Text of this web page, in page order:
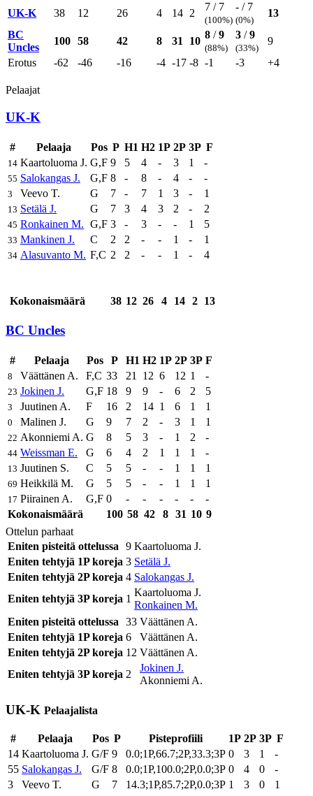
UK-K
38 12 26 4 14 2
7 / 7
(100%)
- / 7
(0%)
13
BC
Uncles
100 58 42 8 31 10
8 /9
(88%)
3 /9
(33%)
9
Erotus
-62 -46 -16 -4 -17 -8 -1 -3 +4
Pelaajat
UK-K
# Pelaaja Pos P H1 H2 1P 2P 3P F
14 Kaartoluoma J. G,F 9 5 4 - 3 1 -
55 Salokangas J. G,F 8 - 8 - 4 - -
3 Veevo T. G 7 - 7 1 3 - 1
13 Setälä J. G 7 3 4 3 2 - 2
45 Ronkainen M. G,F 3 - 3 - - 1 5
33 Mankinen J. C 2 2 - - 1 - 1
34 Alasuvanto M. F,C 2 2 - - 1 - 4
Kokonaismäärä 38 12 26 4 14 2 13
BC Uncles
# Pelaaja Pos P H1 H2 1P 2P 3P F
8 Väättänen A. F,C 33 21 12 6 12 1 -
23 Jokinen J. G,F 18 9 9 - 6 2 5
3 Juutinen A. F 16 2 14 1 6 1 1
0 Malinen J. G 9 7 2 - 3 1 1
22 Akonniemi A. G 8 5 3 - 1 2 -
44 Weissman E. G 6 4 2 1 1 1 -
13 Juutinen S. C 5 5 - - 1 1 1
69 Heikkilä M. G 5 5 - - 1 1 1
17 Piirainen A. G,F 0 - - - - -
-
Kokonaismäärä
100 58 42 8 31 10 9
Ottelun parhaat
Eniten pisteitä ottelussa
9 Kaartoluoma J.
Eniten tehtyjä 1P koreja 3 Setälä J.
Eniten tehtyjä 2P koreja 4 Salokangas J.
Eniten tehtyjä 3P koreja 1
Kaartoluoma J.
Ronkainen M.
Eniten pisteitä ottelussa
33 Väättänen A.
Eniten tehtyjä 1P koreja 6
Väättänen A.
Eniten tehtyjä 2P koreja 12 Väättänen A.
Eniten tehtyjä 3P koreja 2
Jokinen J.
Akonniemi A.
UK-K Pelaajalista
# Pelaaja Pos P Pisteprofiili 1P 2P 3P F
14 Kaartoluoma J. G/F 9 0.0;1P,66.7;2P,33.3;3P 0 3 1
-
55 Salokangas J. G/F 8 0.0;1P,100.0;2P,0.0;3P 0 4 0
-
3
Veevo T. G 7 14.3;1P,85.7;2P,0.0;3P 1 3 0
1